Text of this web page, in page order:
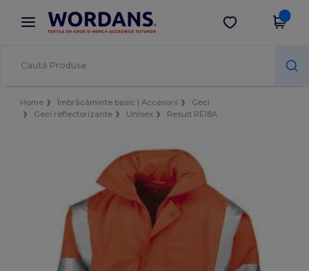
× Aplicația Wordans
Prețuri mai bune în aplicație!
Descarcă app
Home Îmbrăcăminte basic | Accesorii
Geci
Geci reflectorizante
Unisex Result RE18A